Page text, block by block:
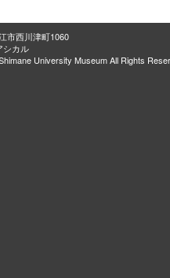
市西川津町1060
シカル
University Museum All Rights